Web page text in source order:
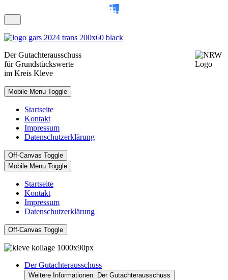
DerGutachterausschuss
für Grundstückswerte
im Kreis Kleve
Mobile Menu Toggle
Startseite
Kontakt
Impressum
Datenschutzerklärung
Off-Canvas Toggle
Mobile Menu Toggle
Startseite
Kontakt
Impressum
Datenschutzerklärung
Off-Canvas Toggle
Der Gutachterausschuss
Weitere Informationen: Der Gutachterausschuss